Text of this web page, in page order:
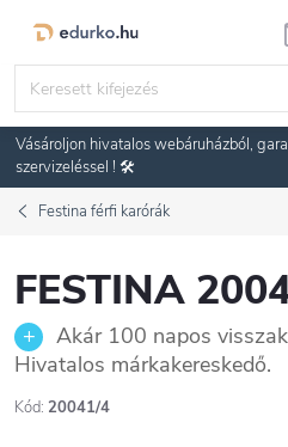
Vásároljon hivatalos webáruházból,
szervizeléssel ! 🛠️
Festina férfi karórák
FESTINA
Akár 100 napos
Hivatalos márkakereskedő.
Kód: 20041/4